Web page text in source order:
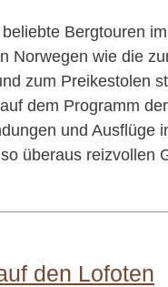
Bergtouren im
Norwegen wie die
zum Preikestolen
dem Programm
und Ausflüge
überaus reizvollen
den Lofoten